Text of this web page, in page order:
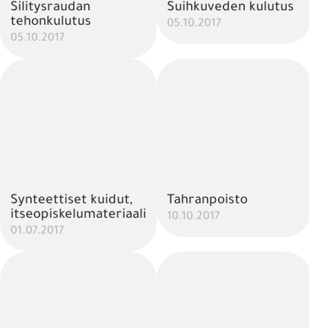
Silitysraudan
tehonkulutus
05.10.2017
Suihkuveden kulutus
05.10.2017
Synteettiset kuidut,
itseopiskelumateriaali
01.07.2017
Tahranpoisto
10.10.2017